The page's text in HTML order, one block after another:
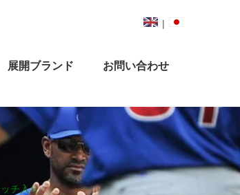
|
展開ブランド お問い合わせ
チ入り